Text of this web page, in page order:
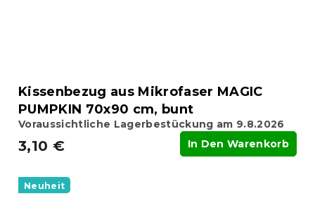
Kissenbezug aus Mikrofaser MAGIC
PUMPKIN 70x90 cm, bunt
Voraussichtliche Lagerbestückung am 9.8.2026
3,10 € In Den Warenkorb
Neuheit